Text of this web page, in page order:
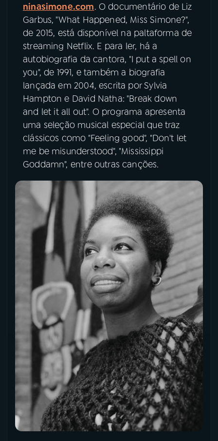
ninasimone.com. O documentário de Liz
Garbus, "What Happened, Miss Simone?",
de 2015, está disponível na paltaforma de
streaming Netflix. E para ler, há a
autobiografia da cantora, "I put a spell on
you", de 1991, e também a biografia
lançada em 2004, escrita por Sylvia
Hampton e David Natha: "Break down
and let it all out". O programa apresenta
uma seleção musical especial que traz
clássicos como "Feeling good", "Don't let
me be misunderstood", "Mississippi
Goddamn", entre outras canções.